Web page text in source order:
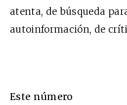
atenta, de búsqueda
autoinformación, de
Este número